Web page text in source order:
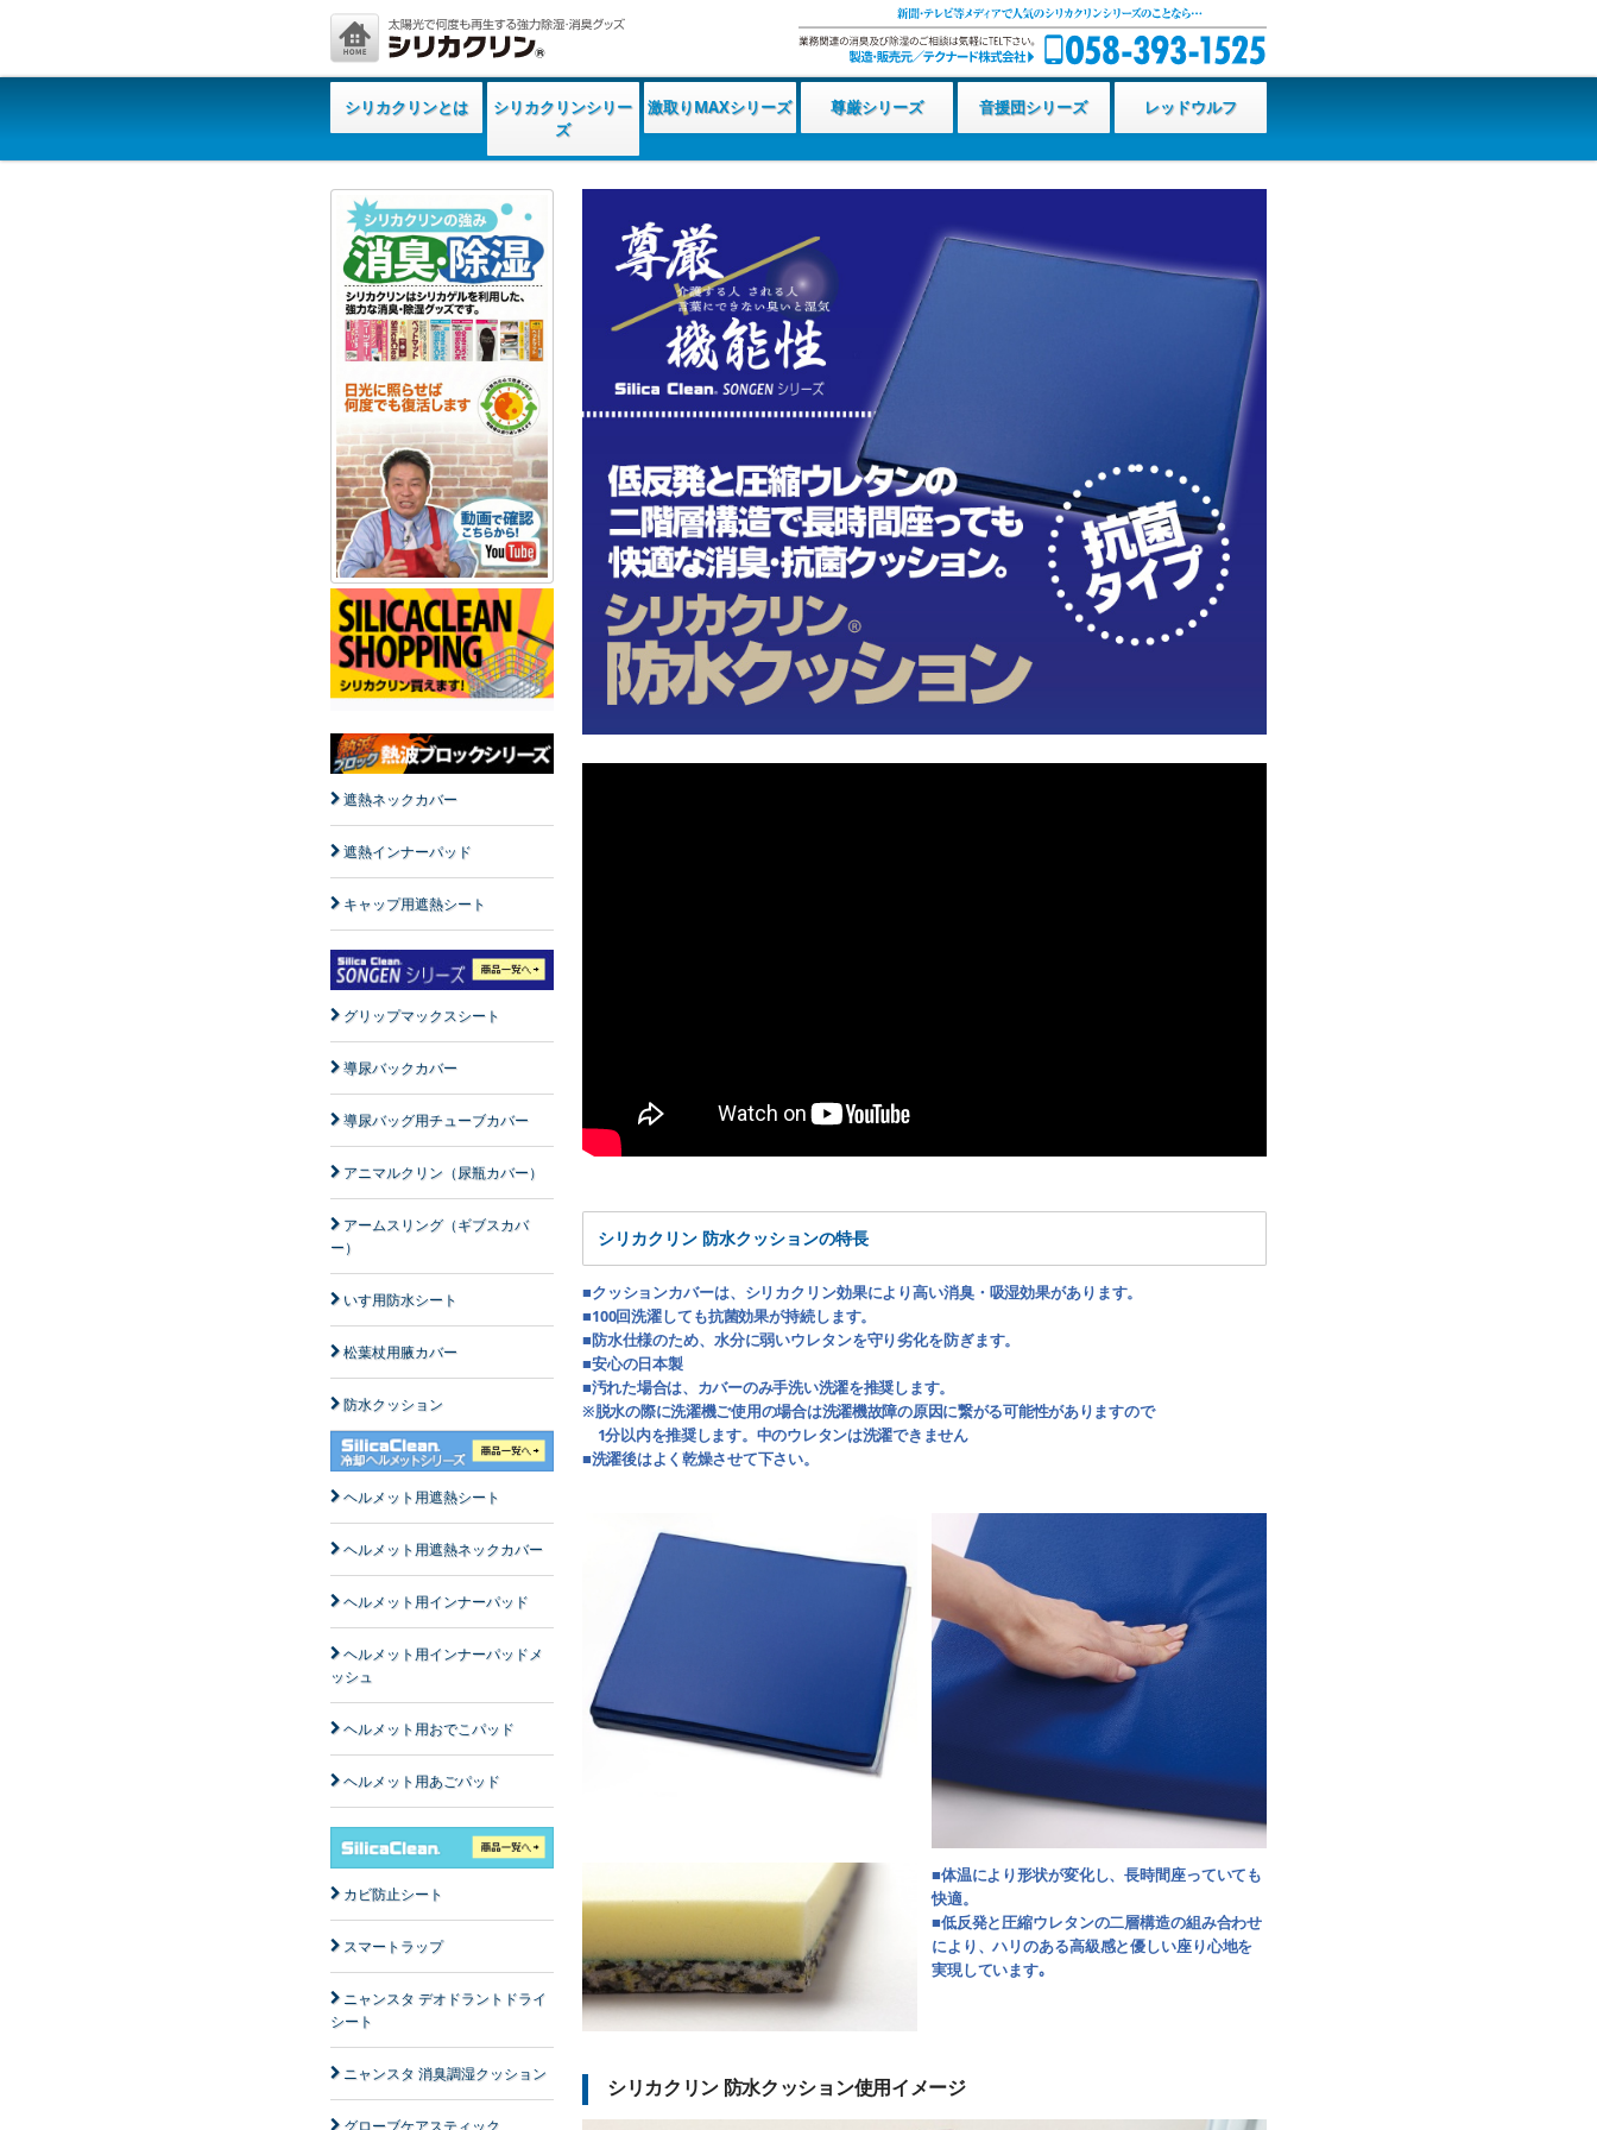
シリカクリンとは
シリカクリンシリー
ズ
激取りMAXシリーズ 尊厳シリーズ 音援団シリーズ レッドウルフ
シリカクリン 防水クッションの特長
■クッションカバーは、シリカクリン効果により高い消臭・吸湿効果があります。
■100回洗濯しても抗菌効果が持続します。
■防水仕様のため、水分に弱いウレタンを守り劣化を防ぎます。
■安心の日本製
■汚れた場合は、カバーのみ手洗い洗濯を推奨します。
※脱水の際に洗濯機ご使用の場合は洗濯機故障の原因に繋がる可能性がありますので
1分以内を推奨します。 中のウレタンは洗濯できません
■洗濯後はよく乾燥させて下さい。
■体温により形状が変化し、長時間座っていても
快適。
■低反発と圧縮ウレタンの二層構造の組み合わせ
により、ハリのある高級感と優しい座り心地を
実現しています｡
シリカクリン 防水クッション使用イメージ
遮熱ネックカバー
遮熱インナーパッド
キャップ用遮熱シート
グリップマックスシート
導尿バックカバー
導尿バッグ用チューブカバー
アニマルクリン（尿瓶カバー）
アームスリング（ギブスカバ
ー）
いす用防水シート
松葉杖用腋カバー
防水クッション
ヘルメット用遮熱シート
ヘルメット用遮熱ネックカバー
ヘルメット用インナーパッド
ヘルメット用インナーパッドメ
ッシュ
ヘルメット用おでこパッド
ヘルメット用あごパッド
カビ防止シート
スマートラップ
ニャンスタ デオドラントドライ
シート
ニャンスタ 消臭調湿クッション
グローブケアスティック